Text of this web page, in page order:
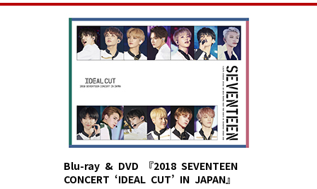
Blu-ray & DVD 『2018 SEVENTEEN
CONCERT ‘IDEAL CUT’ IN JAPAN』